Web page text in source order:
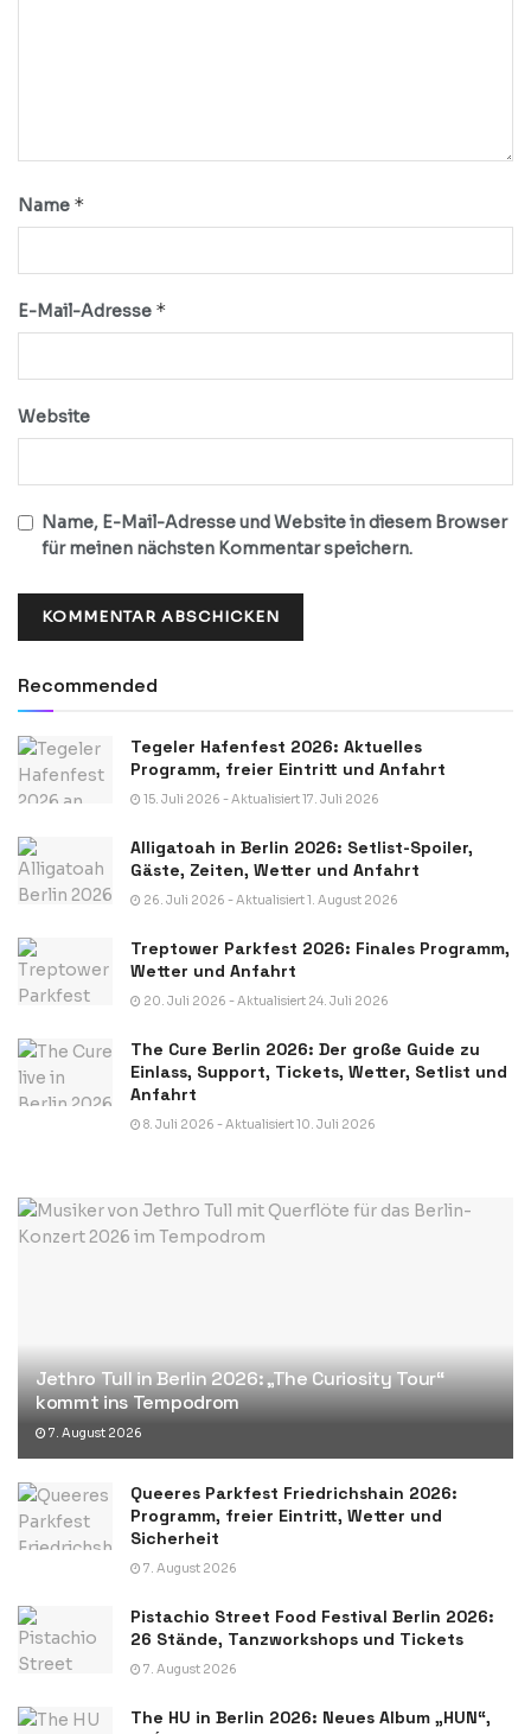
Name *
E-Mail-Adresse *
Website
Name, E-Mail-Adresse und Website in diesem Browser
für meinen nächsten Kommentar speichern.
Recommended
Tegeler Hafenfest 2026: Aktuelles
Programm, freier Eintritt und Anfahrt
15. Juli 2026 - Aktualisiert 17. Juli 2026
Alligatoah in Berlin 2026: Setlist-Spoiler,
Gäste, Zeiten, Wetter und Anfahrt
26. Juli 2026 - Aktualisiert 1. August 2026
Treptower Parkfest 2026: Finales Programm,
Wetter und Anfahrt
20. Juli 2026 - Aktualisiert 24. Juli 2026
The Cure Berlin 2026: Der große Guide zu
Einlass, Support, Tickets, Wetter, Setlist und
Anfahrt
8. Juli 2026 - Aktualisiert 10. Juli 2026
Jethro Tull in Berlin 2026: „The Curiosity Tour“
kommt ins Tempodrom
7. August 2026
Queeres Parkfest Friedrichshain 2026:
Programm, freier Eintritt, Wetter und
Sicherheit
7. August 2026
Pistachio Street Food Festival Berlin 2026:
26 Stände, Tanzworkshops und Tickets
7. August 2026
The HU in Berlin 2026: Neues Album „HUN“,